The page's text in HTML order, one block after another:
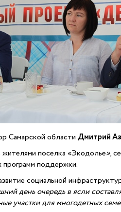
Самарской области Дмитрий
жителями поселка «Экодолье»,
программ поддержки.
социальной
день очередь в ясли
участки для многодетных